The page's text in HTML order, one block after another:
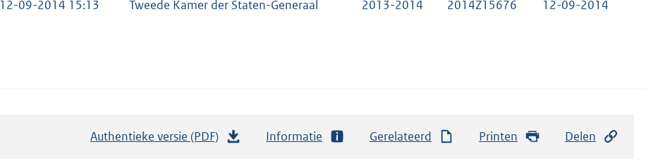
12-09-2014 15:13 Tweede Kamer der Staten-Generaal 2013-2014 2014Z15676 12-09-2014
Authentieke versie (PDF) Informatie Gerelateerd Printen Delen